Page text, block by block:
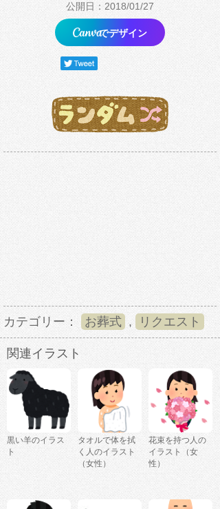
公開日：2018/01/27
でデザイン
カテゴリー： お葬式 , リクエスト
関連イラスト
黒い羊のイラス
ト
タオルで体を拭
く人のイラスト
（女性）
花束を持つ人の
イラスト（女
性）